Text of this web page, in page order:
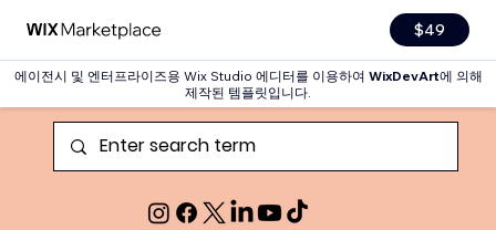
$49
에이전시 및 엔터프라이즈용 Wix Studio 에디터를 이용하여 WixDevArt에 의해
제작된 템플릿입니다.